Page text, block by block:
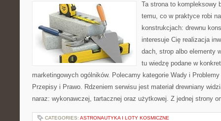
Ta strona to kompleksowy
temu, co w praktyce robi
konstrukcjach: drewnu
interesuje Cię realizacja
dach, strop albo elementy
tu wiedzę podane w
marketingowych ogólników. Polecamy kategorie Wady i
Przepisy i Prawo. Rdzeniem serwisu jest materiał drewniany
naraz: wykonawczej, tartacznej oraz użytkowej. Z jednej strony
CATEGORIES: ASTRONAUTYKA I LOTY KOSMICZNE